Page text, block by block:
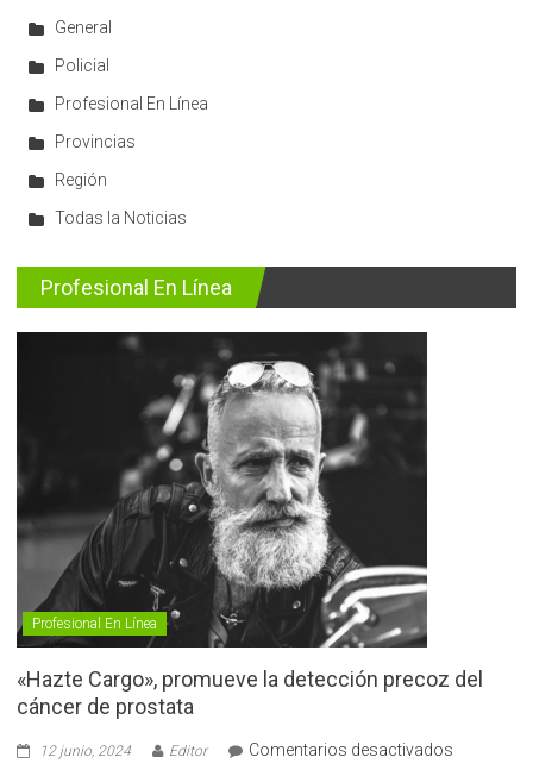
General
Policial
Profesional En Línea
Provincias
Región
Todas la Noticias
Profesional En Línea
Profesional En Línea
«Hazte Cargo», promueve la detección precoz del
cáncer de prostata
12 junio, 2024 Editor Comentarios desactivados